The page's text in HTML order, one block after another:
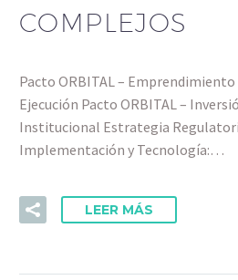
COMPLEJOS
Pacto ORBITAL – Emprendimiento
Ejecución Pacto ORBITAL –
Institucional Estrategia
Implementación y Tecnología:…
LEER MÁS